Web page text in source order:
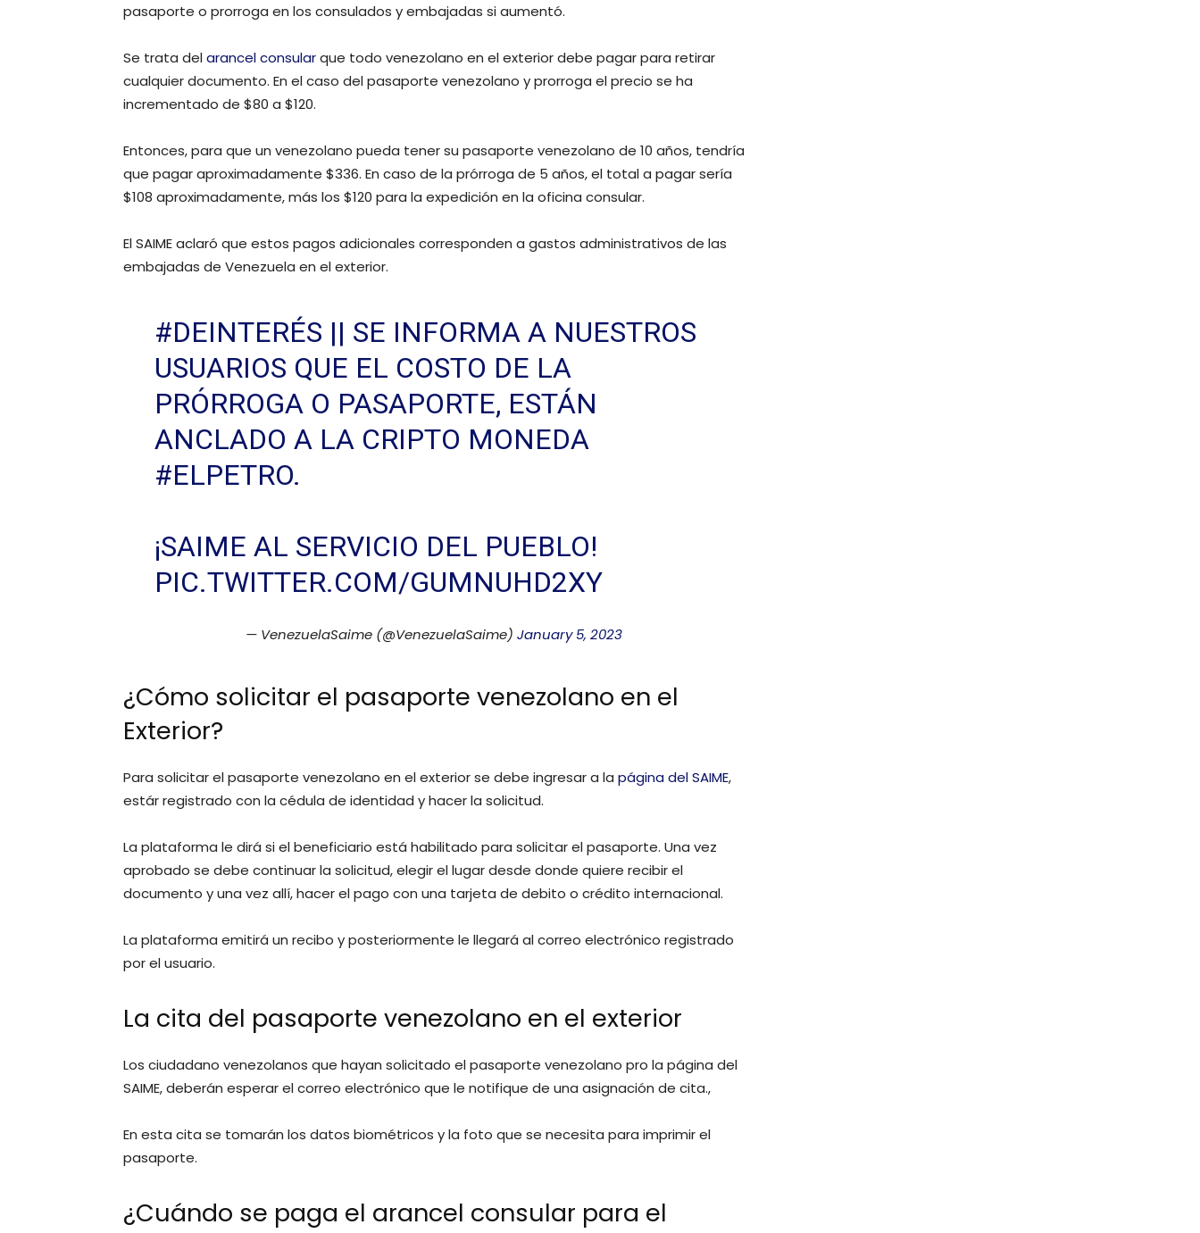
pasaporte o prorroga en los consulados y embajadas si aumentó.
Se trata delarancel consularque todo venezolano en el exterior debe pagar para retirar
cualquier documento. En el caso del pasaporte venezolano y prorroga el precio se ha
incrementado de $80 a $120.
Entonces, para que un venezolano pueda tener su pasaporte venezolano de 10 años, tendría
que pagar aproximadamente $336. En caso de la prórroga de 5 años, el total a pagar sería
$108 aproximadamente, más los $120 para la expedición en la oficina consular.
El SAIME aclaró que estos pagos adicionales corresponden a gastos administrativos de las
embajadas de Venezuela en el exterior.
#DEINTERÉS || SE INFORMA A NUESTROS
USUARIOS QUE EL COSTO DE LA
PRÓRROGA O PASAPORTE, ESTÁN
ANCLADO A LA CRIPTO MONEDA
#ELPETRO.
¡SAIME AL SERVICIO DEL PUEBLO!
PIC.TWITTER.COM/GUMNUHD2XY
— VenezuelaSaime (@VenezuelaSaime) January 5, 2023
¿Cómo solicitar el pasaporte venezolano en el
Exterior?
Para solicitar el pasaporte venezolano en el exterior se debe ingresar a la página del SAIME,
estár registrado con la cédula de identidad y hacer la solicitud.
La plataforma le dirá si el beneficiario está habilitado para solicitar el pasaporte. Una vez
aprobado se debe continuar la solicitud, elegir el lugar desde donde quiere recibir el
documento y una vez allí, hacer el pago con una tarjeta de debito o crédito internacional.
La plataforma emitirá un recibo y posteriormente le llegará al correo electrónico registrado
por el usuario.
La cita del pasaporte venezolano en el exterior
Los ciudadano venezolanos que hayan solicitado el pasaporte venezolano pro la página del
SAIME, deberán esperar el correo electrónico que le notifique de una asignación de cita.,
En esta cita se tomarán los datos biométricos y la foto que se necesita para imprimir el
pasaporte.
¿Cuándo se paga el arancel consular para el